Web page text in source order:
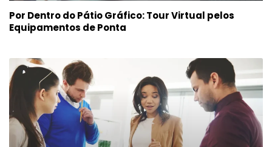
Por Dentro do Pátio Gráfico: Tour Virtual pelos
Equipamentos de Ponta